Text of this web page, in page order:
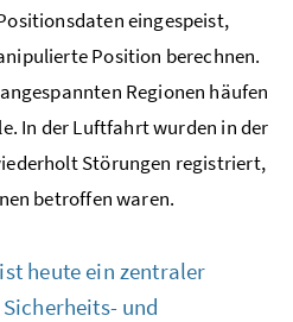
eingespeist,
Position berechnen.
Regionen häufen
In der Luftfahrt wurden in der
Störungen registriert,
betroffen waren.
heute ein zentraler
und